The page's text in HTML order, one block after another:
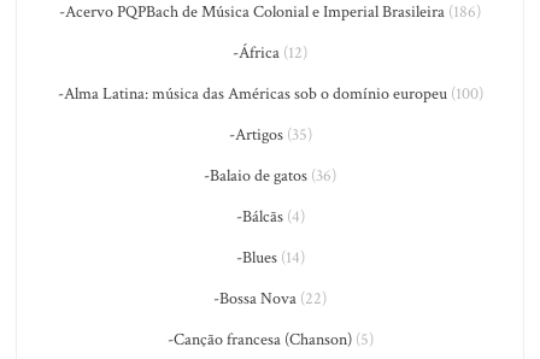
-Acervo PQPBach de Música Colonial e Imperial Brasileira (186)
-África (12)
-Alma Latina: música das Américas sob o domínio europeu(100)
-Artigos(35)
-Balaio de gatos (36)
-Bálcãs(4)
-Blues(14)
-Bossa Nova (22)
-Canção francesa (Chanson)(5)